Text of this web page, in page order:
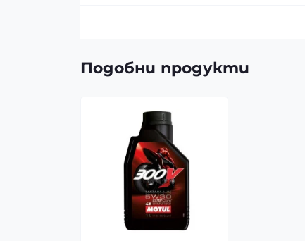
Подобни продукти